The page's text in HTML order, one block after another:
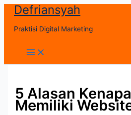
Skip
content
Defriansyah
Praktisi Digital Marketing
Main
Menu
5 Alasan
Memiliki